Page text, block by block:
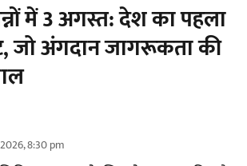
में 3 अगस्त: देश का पहला
जो अंगदान जागरूकता की
8:30 pm